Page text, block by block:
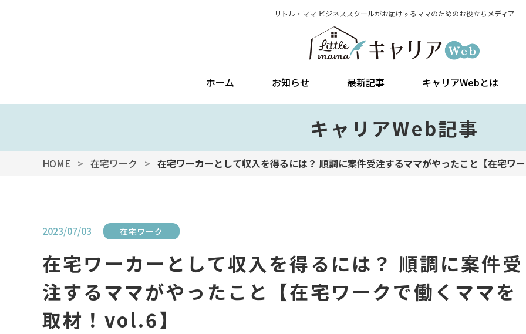
リトル・ママ ビジネススクールがお届けするママのためのお役立ちメディア
ホーム お知らせ 最新記事 キャリアWebとは
キャリアWeb記事
HOME 在宅ワーク 在宅ワーカーとして収入を得るには？ 順調に案件受注するママがやったこと【在宅ワ
2023/07/03 在宅ワーク
在宅ワーカーとして収入を得るには？ 順調に案件受
注するママがやったこと【在宅ワークで働くママを
取材！vol.6】